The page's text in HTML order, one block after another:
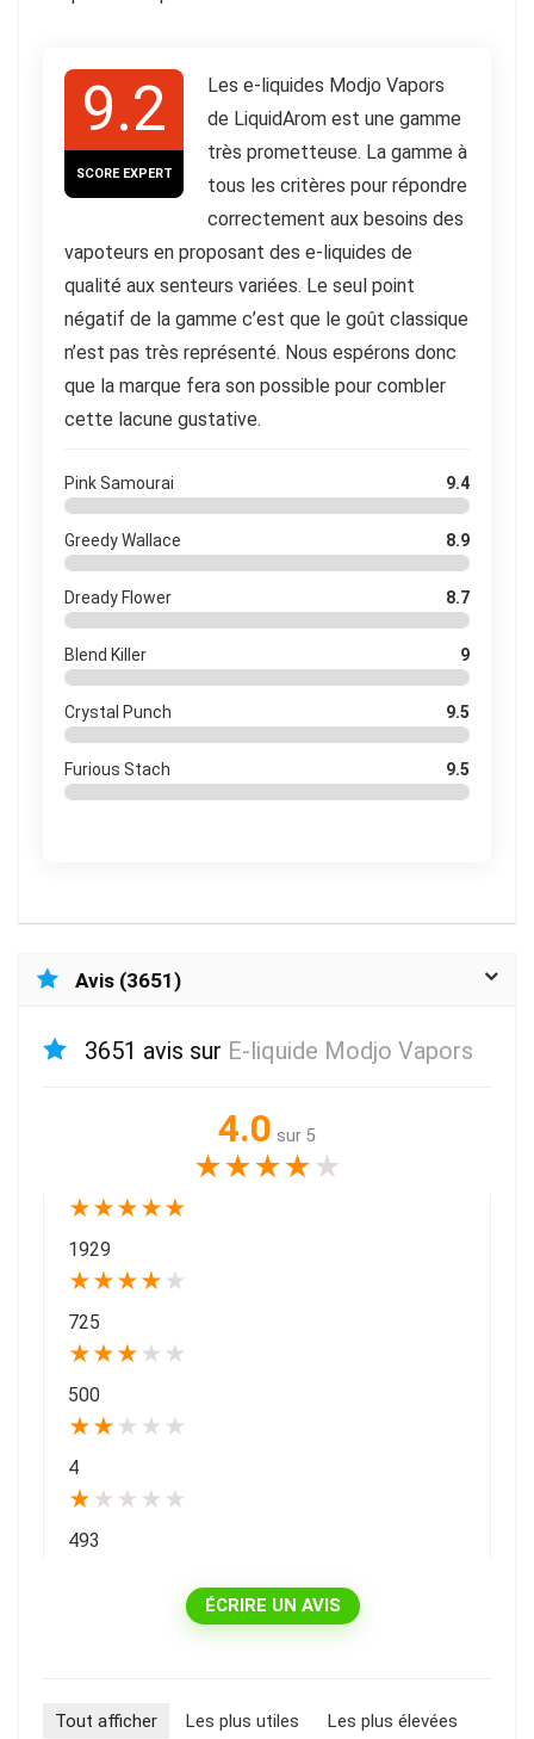
9.2
SCORE EXPERT
Les e-liquides Modjo Vapors
de LiquidArom est une gamme
très prometteuse. La gamme à
tous les critères pour répondre
correctement aux besoins des
vapoteurs en proposant des e-liquides de
qualité aux senteurs variées. Le seul point
négatif de la gamme c’est que le goût classique
n’est pas très représenté. Nous espérons donc
que la marque fera son possible pour combler
cette lacune gustative.
Pink Samourai 9.4
Greedy Wallace 8.9
Dready Flower 8.7
Blend Killer 9
Crystal Punch 9.5
Furious Stach 9.5
Avis (3651)
3651 avis sur E-liquide Modjo Vapors
4.0 sur 5
★★★★★
★★★★★
1929
★★★★ ★
725
★★★ ★ ★
500
★★ ★ ★ ★
4
★ ★ ★ ★ ★
493
ÉCRIRE UN AVIS
Tout afficher Les plus utiles
Les plus élevées